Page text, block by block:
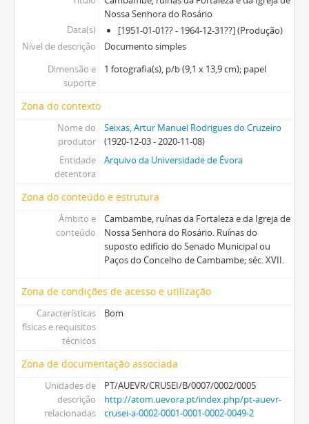
Nossa Senhora do Rosário
Data(s)
[1951-01-01?? - 1964-12-31??] (Produção)
Nível de descrição
Documento simples
Dimensão e
suporte
1 fotografia(s), p/b (9,1 x 13,9 cm); papel
Zona do contexto
Nome do
produtor
Seixas, Artur Manuel Rodrigues do Cruzeiro
(1920-12-03 - 2020-11-08)
Entidade
detentora
Arquivo da Universidade de Évora
Zona do conteúdo e estrutura
Âmbito e
conteúdo
Cambambe, ruínas da Fortaleza e da Igreja de
Nossa Senhora do Rosário. Ruínas do
suposto edifício do Senado Municipal ou
Paços do Concelho de Cambambe; séc. XVII.
Zona de condições de acesso e utilização
Características
físicas e requisitos
técnicos
Bom
Zona de documentação associada
Unidades de
descrição
relacionadas
PT/AUEVR/CRUSEI/B/0007/0002/0005
http://atom.uevora.pt/index.php/pt-auevr-
crusei-a-0002-0001-0001-0002-0049-2